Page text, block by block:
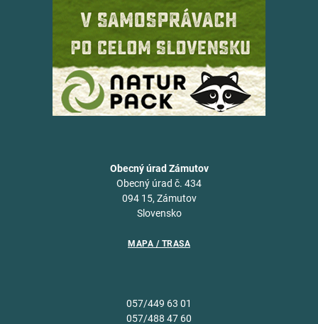
Obecný úrad Zámutov
Obecný úrad č. 434
094 15, Zámutov
Slovensko
MAPA / TRASA
057/449 63 01
057/488 47 60